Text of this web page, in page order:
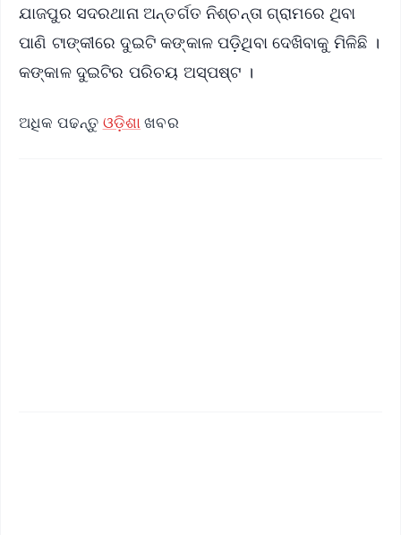
ଯାଜପୁର ସଦରଥାନା ଅନ୍ତର୍ଗତ ନିଶ୍ଚନ୍ତା ଗ୍ରାମରେ ଥିବା
ପାଣି ଟାଙ୍କୀରେ ଦୁଇଟି କଙ୍କାଳ ପଡ଼ିଥିବା ଦେଖିବାକୁ ମିଳିଛି ।
କଙ୍କାଳ ଦୁଇଟିର ପରିଚୟ ଅସ୍ପଷ୍ଟ ।
ଅଧିକ ପଢନ୍ତୁ ଓଡ଼ିଶା ଖବର